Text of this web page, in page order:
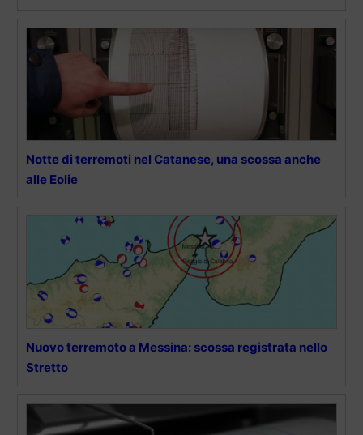
Notte di terremoti nel Catanese, una scossa anche
alle Eolie
Nuovo terremoto a Messina: scossa registrata nello
Stretto